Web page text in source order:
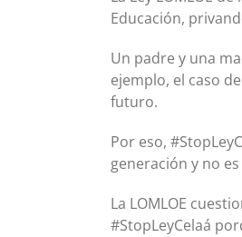
Educación,
Un padre y una
ejemplo, el caso
futuro.
Por eso,
generación y no
La LOMLOE
#StopLeyCelaá